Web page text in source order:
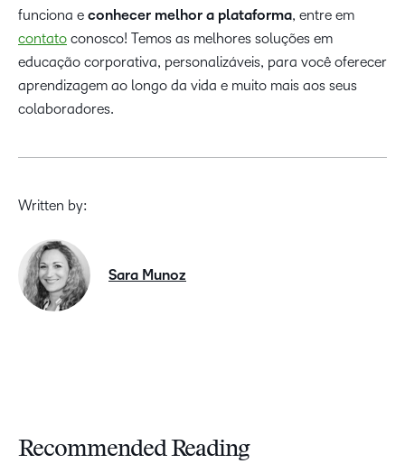
funciona e conhecer melhor a plataforma, entre em
contato conosco! Temos as melhores soluções em
educação corporativa, personalizáveis, para você oferecer
aprendizagem ao longo da vida e muito mais aos seus
colaboradores.
Written by:
Sara Munoz
Recommended Reading